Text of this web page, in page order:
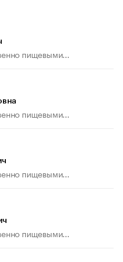
пищевыми...
пищевыми...
пищевыми...
пищевыми...